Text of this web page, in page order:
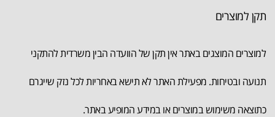
תקן למוצרים
למוצרים המוצגים באתר אין תקן של הוועדה הבין משרדית להתקני
תנועה ובטיחות. מפעילת האתר לא תישא באחריות לכל נזק שייגרם
כתוצאה משימוש במוצרים או במידע המופיע באתר.